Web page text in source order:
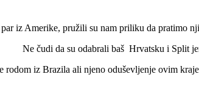
iz Amerike, pružili su nam priliku da pratimo
Ne čudi da su odabrali baš Hrvatsku i Split
rodom iz Brazila ali njeno oduševljenje ovim